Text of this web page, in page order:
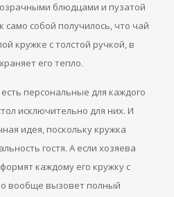
блюдцами и пузатой
само собой получилось, что чай
кружке с толстой ручкой, в
его тепло.
персональные для каждого
исключительно для них. И
идея, поскольку кружка
гостя. А если хозяева
каждому его кружку с
вообще вызовет полный